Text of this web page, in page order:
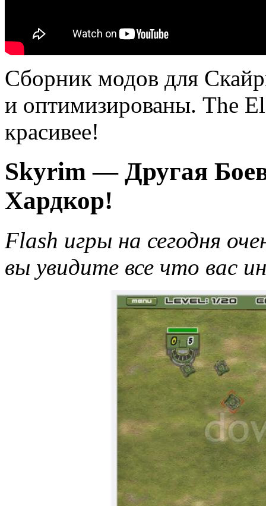
Сборник модов для
и оптимизированы. The
красивее!
Skyrim — Другая
Хардкор!
Flash игры на сегодня
вы увидите все что вас